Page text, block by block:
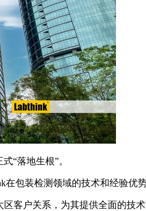
“落地生根”。
包装检测领域的技术和经验优
客户关系，为其提供全面的技术